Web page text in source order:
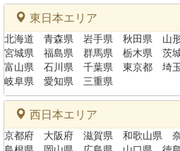
東日本エリア
北海道 青森県 岩手県 秋田県 山
宮城県
福島県 群馬県 栃木県 茨
富山県
石川県 千葉県 東京都 埼
岐阜県
愛知県 三重県
西日本エリア
京都府 大阪府 滋賀県 和歌山県